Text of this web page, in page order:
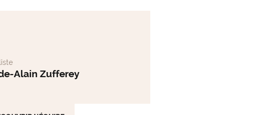
Alain Zufferey